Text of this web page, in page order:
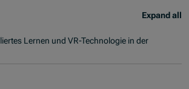
Expand all
Lernen und VR-Technologie in der